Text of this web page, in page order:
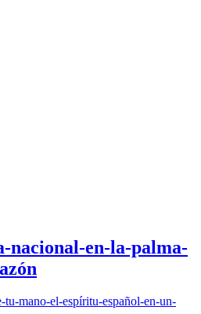
nacional-en-la-palma-